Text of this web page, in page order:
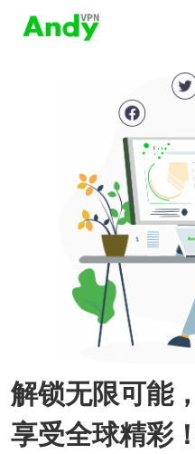
解锁无限可能，
享受全球精彩！